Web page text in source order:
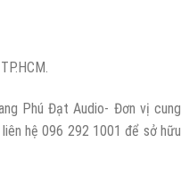
Phú Đạt Audio- Đơn vị cung
hệ 096 292 1001 để sở hữu